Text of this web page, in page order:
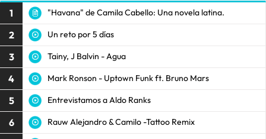
1 "Havana" de Camila Cabello: Una novela latina.
2 Un reto por 5 días
3 Tainy, J Balvin - Agua
4 Mark Ronson - Uptown Funk ft. Bruno Mars
5 Entrevistamos a Aldo Ranks
6 Rauw Alejandro & Camilo -Tattoo Remix